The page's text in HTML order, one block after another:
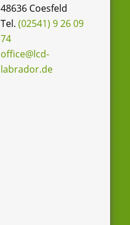
48636 Coesfeld
Tel. (02541) 9 26 09
74
office@lcd-
labrador.de